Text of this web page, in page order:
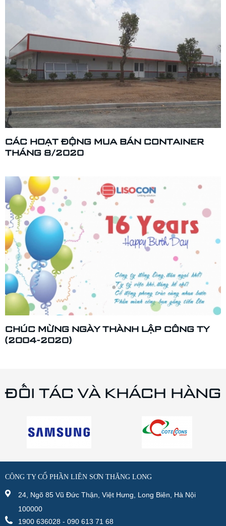
CÁC HOẠT ĐỘNG MUA BÁN CONTAINER
THÁNG 8/2020
CHÚC MỪNG NGÀY THÀNH LẬP CÔNG TY
(2004-2020)
ĐỐI TÁC VÀ KHÁCH HÀNG
CÔNG TY CỔ PHẦN LIÊN SƠN THĂNG LONG
24, Ngõ 85 Vũ Đức Thận, Việt Hưng, Long Biên, Hà Nội
100000
1900 636028 - 090 613 71 68